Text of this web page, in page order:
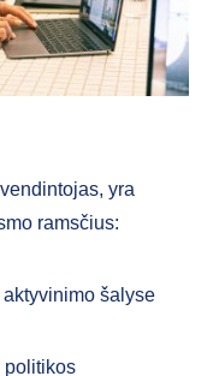
yra
ramsčius:
šalyse
politikos